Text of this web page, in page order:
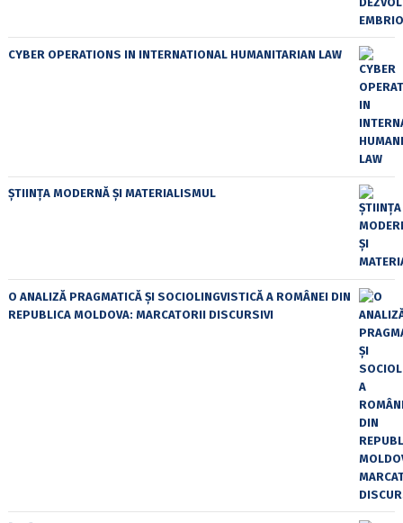
CYBER OPERATIONS IN INTERNATIONAL HUMANITARIAN LAW
ȘTIINȚA MODERNĂ ȘI MATERIALISMUL
O ANALIZĂ PRAGMATICĂ ȘI SOCIOLINGVISTICĂ A ROMÂNEI DIN
REPUBLICA MOLDOVA: MARCATORII DISCURSIVI